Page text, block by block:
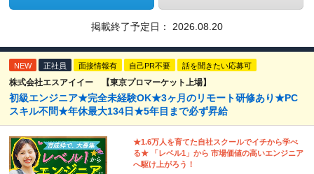
掲載終了予定日： 2026.08.20
NEW 正社員 面接情報有 自己PR不要 話を聞きたい応募可
株式会社エスアイイー 【東京プロマーケット上場】
初級エンジニア★完全未経験OK★3ヶ月のリモート研修あり★PC
スキル不問★年休最大134日★5年目まで必ず昇給
★1.6万人を育てた自社スクールでイチから学べ
る★ 「レベル1」から 市場価値の高いエンジニア
へ駆け上がろう！